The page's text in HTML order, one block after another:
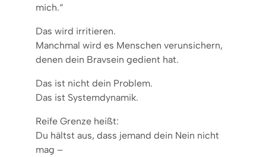
mich.“
Das wird irritieren.
Manchmal wird es Menschen verunsichern,
denen dein Bravsein gedient hat.
Das ist nicht dein Problem.
Das ist Systemdynamik.
Reife Grenze heißt:
Du hältst aus, dass jemand dein Nein nicht
mag –